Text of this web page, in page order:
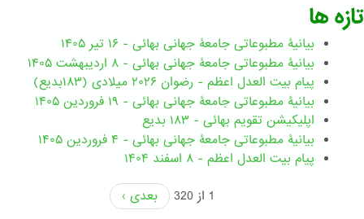
تازه ها
بیانیۀ مطبوعاتی جامعۀ جهانی بهائی - ۱۶ تیر ۱۴۰۵
بیانیۀ مطبوعاتی جامعۀ جهانی بهائی - ۸ اردیبهشت ۱۴۰۵
پیام بیت العدل اعظم - رضوان ۲۰۲۶ میلادی (۱۸۳بدیع)
بیانیۀ مطبوعاتی جامعۀ جهانی بهائی - ۱۹ فروردین ۱۴۰۵
اپلیکیشن تقویم بهائی - ۱۸۳ بدیع
بیانیۀ مطبوعاتی جامعۀ جهانی بهائی - ۴ فروردین ۱۴۰۵
پیام بیت العدل اعظم - ۸ اسفند ۱۴۰۴
1 از 320
بعدی ›